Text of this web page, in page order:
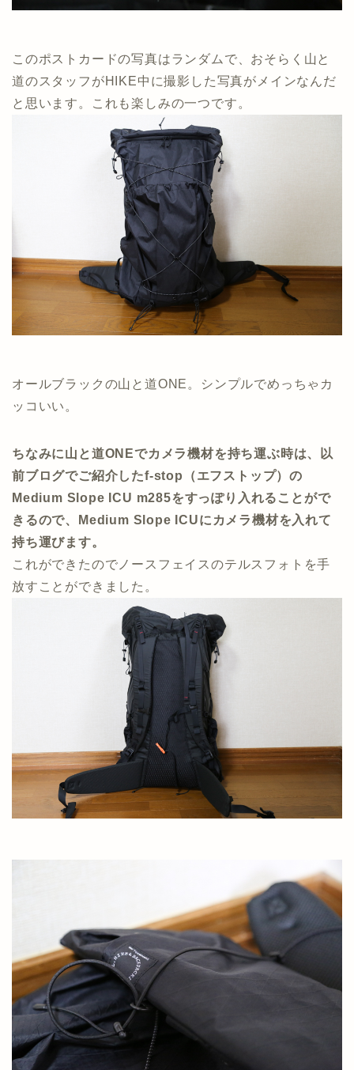
このポストカードの写真はランダムで、おそらく山と
道のスタッフがHIKE中に撮影した写真がメインなんだ
と思います。これも楽しみの一つです。
オールブラックの山と道ONE。シンプルでめっちゃカ
ッコいい。
ちなみに山と道ONEでカメラ機材を持ち運ぶ時は、以
前ブログでご紹介したf-stop（エフストップ）の
Medium Slope ICU m285をすっぽり入れることがで
きるので、Medium Slope ICUにカメラ機材を入れて
持ち運びます。
これができたのでノースフェイスのテルスフォトを手
放すことができました。